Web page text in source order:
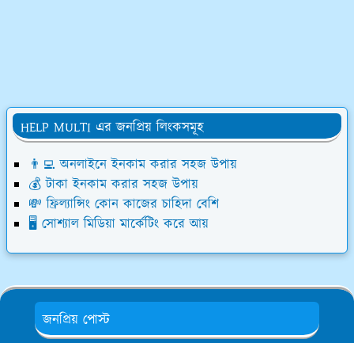
HELP MULTI এর জনপ্রিয় লিংকসমূহ
👨‍💻 অনলাইনে ইনকাম করার সহজ উপায়
💰 টাকা ইনকাম করার সহজ উপায়
💸 ফ্রিল্যান্সিং কোন কাজের চাহিদা বেশি
🖥️ সোশ্যাল মিডিয়া মার্কেটিং করে আয়
জনপ্রিয় পোস্ট